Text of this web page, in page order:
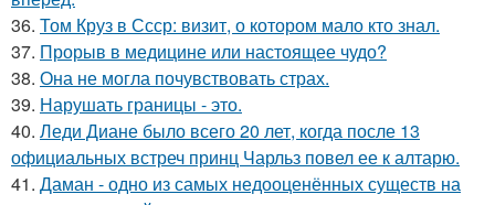
36. Том Круз в Ссср: визит, о котором мало кто знал.
37. Прорыв в медицине или настоящее чудо?
38. Она не могла почувствовать страх.
39. Нарушать границы - это.
40. Леди Диане было всего 20 лет, когда после 13
официальных встреч принц Чарльз повел ее к алтарю.
41. Даман - одно из самых недооценённых существ на